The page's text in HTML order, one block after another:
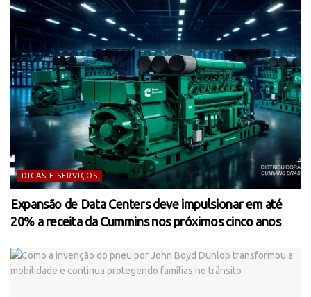
DICAS E SERVIÇOS
Expansão de Data Centers deve impulsionar em até
20% a receita da Cummins nos próximos cinco anos